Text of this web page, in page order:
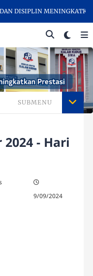
DISIPLIN MENINGKATKAN
SUBMENU
- Hari
9/09/2024